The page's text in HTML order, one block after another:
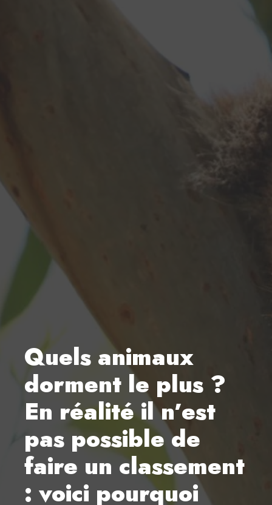
Quels animaux
dorment le plus ?
En réalité il n’est
pas possible de
faire un classement
: voici pourquoi